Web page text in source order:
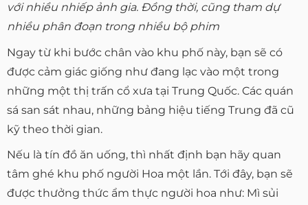
với nhiều nhiếp ảnh gia. Đồng thời, cũng tham dự
nhiều phân đoạn trong nhiều bộ phim
Ngay từ khi bước chân vào khu phố này, bạn sẽ có
được cảm giác giống như đang lạc vào một trong
những một thị trấn cổ xưa tại Trung Quốc. Các quán
sá san sát nhau, những bảng hiệu tiếng Trung đã cũ
kỹ theo thời gian.
Nếu là tín đồ ăn uống, thì nhất định bạn hãy quan
tâm ghé khu phố người Hoa một lần. Tới đây, bạn sẽ
được thưởng thức ẩm thực người hoa như: Mì sủi